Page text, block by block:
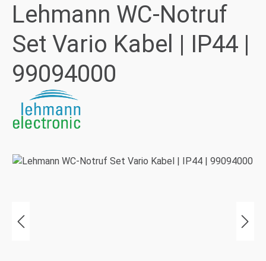
Lehmann WC-Notruf
Set Vario Kabel | IP44 |
99094000
Bildergalerie überspringen